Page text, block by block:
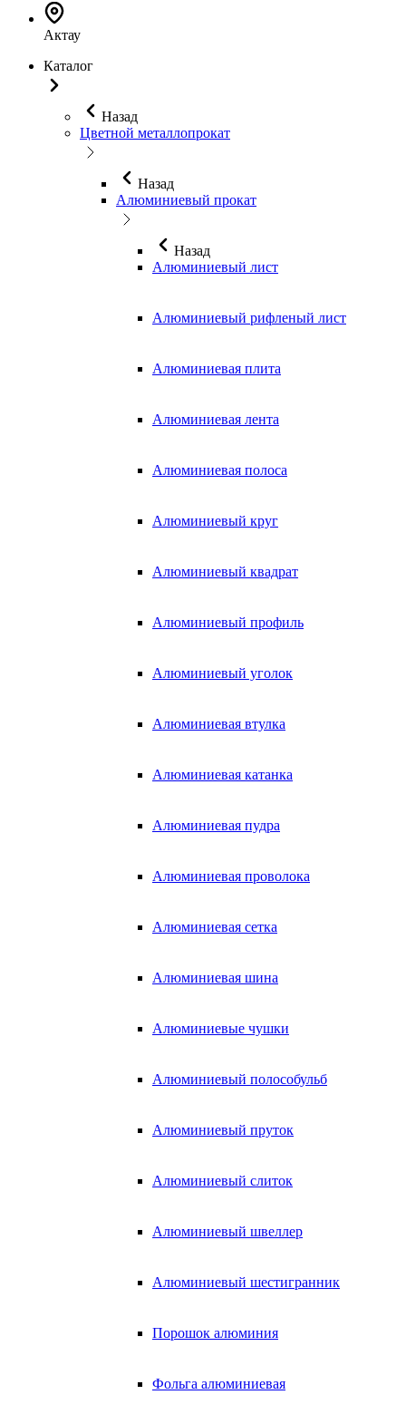
Актау
Каталог
Назад
Цветной металлопрокат
Назад
Алюминиевый прокат
Назад
Алюминиевый лист
Алюминиевый рифленый лист
Алюминиевая плита
Алюминиевая лента
Алюминиевая полоса
Алюминиевый круг
Алюминиевый квадрат
Алюминиевый профиль
Алюминиевый уголок
Алюминиевая втулка
Алюминиевая катанка
Алюминиевая пудра
Алюминиевая проволока
Алюминиевая сетка
Алюминиевая шина
Алюминиевые чушки
Алюминиевый полособульб
Алюминиевый пруток
Алюминиевый слиток
Алюминиевый швеллер
Алюминиевый шестигранник
Порошок алюминия
Фольга алюминиевая